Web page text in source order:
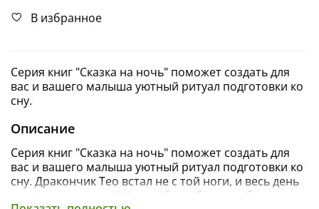
В избранное
Серия книг "Сказка на ночь" поможет создать для
вас и вашего малыша уютный ритуал подготовки ко
сну.
Описание
Серия книг "Сказка на ночь" поможет создать для
вас и вашего малыша уютный ритуал подготовки ко
сну. Дракончик Тео встал не с той ноги, и весь день
пошёл не по плану! Но что было бы, если бы к